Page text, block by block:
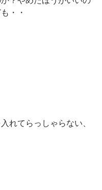
・・
れてらっしゃらない、